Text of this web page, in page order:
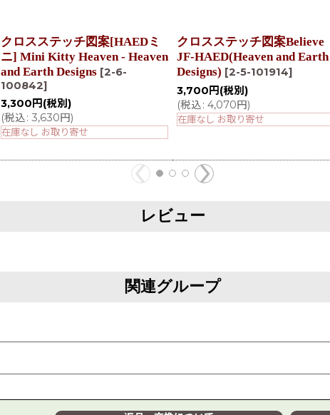
クロスステッチ図案[HAEDミ
ニ] Mini Kitty Heaven - Heaven
and Earth Designs [2-6-
100842]
3,300 円 (税別)
(税込: 3,630円)
在庫なし お取り寄せ
クロスステッチ図案Believe
JF-HAED(Heaven and Earth
Designs) [2-5-101914]
3,700 円 (税別)
(税込: 4,070円)
在庫なし お取り寄せ
レビュー
関連グループ